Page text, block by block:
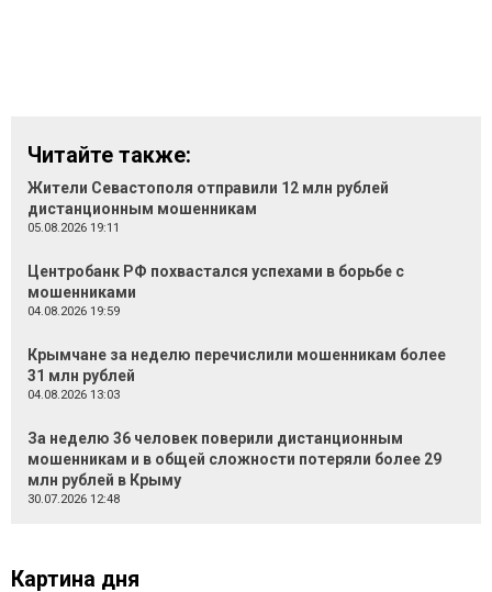
Читайте также:
Жители Севастополя отправили 12 млн рублей
дистанционным мошенникам
05.08.2026 19:11
Центробанк РФ похвастался успехами в борьбе с
мошенниками
04.08.2026 19:59
Крымчане за неделю перечислили мошенникам более
31 млн рублей
04.08.2026 13:03
За неделю 36 человек поверили дистанционным
мошенникам и в общей сложности потеряли более 29
млн рублей в Крыму
30.07.2026 12:48
Картина дня